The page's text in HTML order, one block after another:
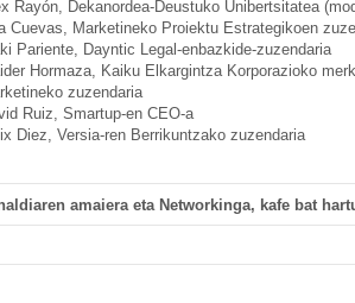
Rayón, Dekanordea-Deustuko Unibertsitatea
Cuevas, Marketineko Proiektu Estrategikoen
Pariente, Dayntic Legal-enbazkide-zuzendaria
Hormaza, Kaiku Elkargintza Korporazioko
zuzendaria
Ruiz, Smartup-en CEO-a
Diez, Versia-ren Berrikuntzako zuzendaria
amaiera eta Networkinga, kafe bat